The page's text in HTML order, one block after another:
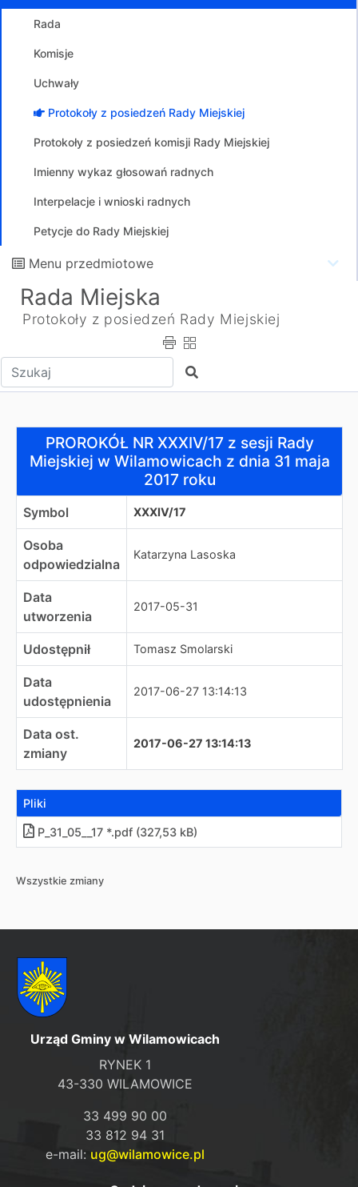
Rada
Komisje
Uchwały
Protokoły z posiedzeń Rady Miejskiej
Protokoły z posiedzeń komisji Rady Miejskiej
Imienny wykaz głosowań radnych
Interpelacje i wnioski radnych
Petycje do Rady Miejskiej
Menu przedmiotowe
Rada Miejska
Protokoły z posiedzeń Rady Miejskiej
Wpisz tekst do wyszukania Szukaj
PROROKÓŁ NR XXXIV/17 z sesji Rady Miejskiej w
PROROKÓŁ NR XXXIV/17 z sesji Rady
Miejskiej w Wilamowicach z dnia 31 maja
2017 roku
Symbol XXXIV/17
Osoba
odpowiedzialna
Katarzyna Lasoska
Data
utworzenia
2017-05-31
Udostępnił Tomasz Smolarski
Data
udostępnienia
2017-06-27 13:14:13
Data ost.
zmiany
2017-06-27 13:14:13
Pliki
P_31_05__17 *.pdf (327,53 kB)
Wszystkie zmiany
Urząd Gminy w Wilamowicach
RYNEK 1
43-330 WILAMOWICE
33 499 90 00
33 812 94 31
e-mail: ug@wilamowice.pl